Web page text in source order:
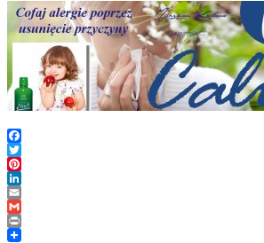
Facebook
Twitter
Pinterest
LinkedIn
Email
Gmail
Print